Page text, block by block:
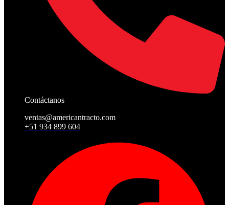
Contáctanos
ventas@americantracto.com
+51 934 899 604